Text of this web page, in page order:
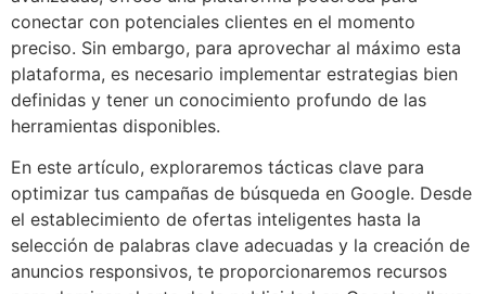
conectar con potenciales clientes en el momento
preciso. Sin embargo, para aprovechar al máximo esta
plataforma, es necesario implementar estrategias bien
definidas y tener un conocimiento profundo de las
herramientas disponibles.
En este artículo, exploraremos tácticas clave para
optimizar tus campañas de búsqueda en Google. Desde
el establecimiento de ofertas inteligentes hasta la
selección de palabras clave adecuadas y la creación de
anuncios responsivos, te proporcionaremos recursos